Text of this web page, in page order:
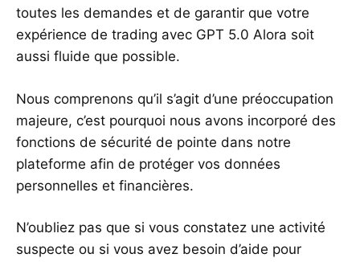
toutes les demandes et de garantir que votre
expérience de trading avec GPT 5.0 Alora soit
aussi fluide que possible.
Nous comprenons qu’il s’agit d’une préoccupation
majeure, c’est pourquoi nous avons incorporé des
fonctions de sécurité de pointe dans notre
plateforme afin de protéger vos données
personnelles et financières.
N’oubliez pas que si vous constatez une activité
suspecte ou si vous avez besoin d’aide pour